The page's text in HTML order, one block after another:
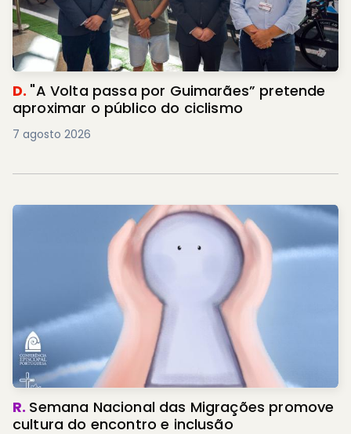
D. "A Volta passa por Guimarães” pretende
aproximar o público do ciclismo
7 agosto 2026
R. Semana Nacional das Migrações promove
cultura do encontro e inclusão